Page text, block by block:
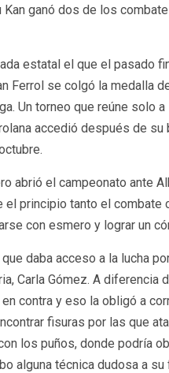
Kan ganó dos de los
estatal el que el pasado
Ferrol se colgó la medalla
Un torneo que reúne solo
accedió después de
abrió el campeonato ante
el principio tanto el combate
con esmero y lograr un
daba acceso a la lucha
Carla Gómez. A
contra y eso la obligó a
fisuras por las que
los puños, donde podría
alguna técnica dudosa a